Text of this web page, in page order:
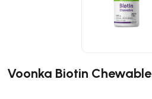
Voonka Biotin Chewable